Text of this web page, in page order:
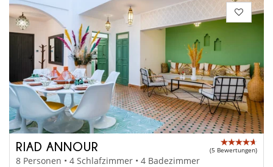
RIAD ANNOUR (5 Bewertungen)
8 Personen • 4 Schlafzimmer • 4 Badezimmer